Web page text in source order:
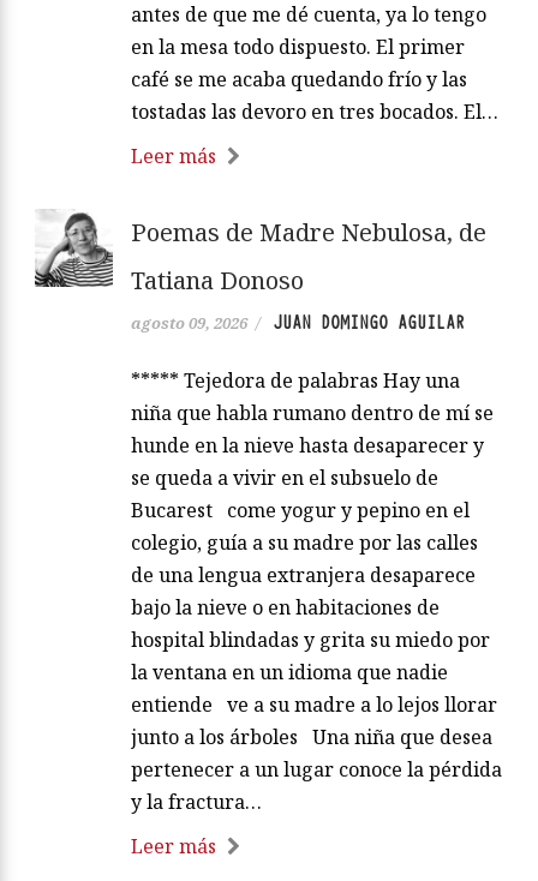
antes de que me dé cuenta, ya lo tengo
en la mesa todo dispuesto. El primer
café se me acaba quedando frío y las
tostadas las devoro en tres bocados. El…
Leer más
Poemas de Madre Nebulosa, de
Tatiana Donoso
agosto 09, 2026 / JUAN DOMINGO AGUILAR
***** Tejedora de palabras Hay una
niña que habla rumano dentro de mí se
hunde en la nieve hasta desaparecer y
se queda a vivir en el subsuelo de
Bucarest come yogur y pepino en el
colegio, guía a su madre por las calles
de una lengua extranjera desaparece
bajo la nieve o en habitaciones de
hospital blindadas y grita su miedo por
la ventana en un idioma que nadie
entiende ve a su madre a lo lejos llorar
junto a los árboles Una niña que desea
pertenecer a un lugar conoce la pérdida
y la fractura…
Leer más